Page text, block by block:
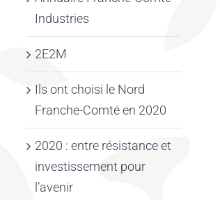
Industries
2E2M
Ils ont choisi le Nord
Franche-Comté en 2020
2020 : entre résistance et
investissement pour
l’avenir